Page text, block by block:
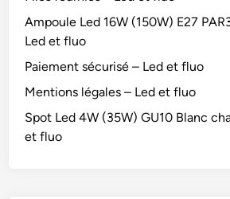
Ampoule Led 16W (150W) E27
Led et fluo
Paiement sécurisé – Led et fluo
Mentions légales – Led et fluo
Spot Led 4W (35W) GU10 Blanc
et fluo